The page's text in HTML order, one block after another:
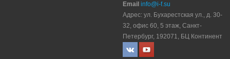
Email info@i-f.su
Адрес: ул. Бухарестская ул., д. 30-
32, офис 60, 5 этаж, Санкт-
Петербург, 192071, БЦ Континент